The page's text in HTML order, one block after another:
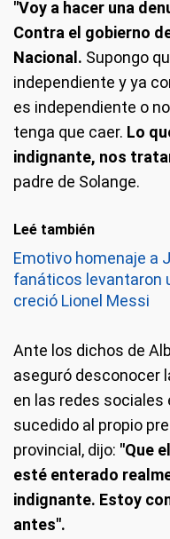
"Voy a hacer una
Contra el gobierno
Nacional. Supongo
independiente y ya
es independiente o
tenga que caer. Lo
indignante, nos
padre de Solange.
Leé también
Emotivo homenaje a
fanáticos levantaron
creció Lionel Messi
Ante los dichos de
aseguró desconocer
en las redes sociales
sucedido al propio
provincial, dijo: "Que
esté enterado
indignante. Estoy
antes".